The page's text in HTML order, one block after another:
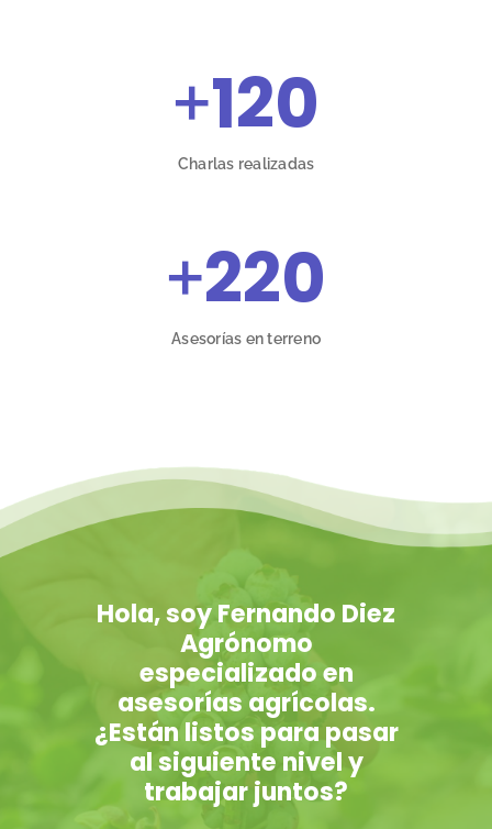
+120
Charlas realizadas
+220
Asesorías en terreno
Hola, soy Fernando Diez
Agrónomo
especializado en
asesorías agrícolas.
¿Están listos para pasar
al siguiente nivel y
trabajar juntos?